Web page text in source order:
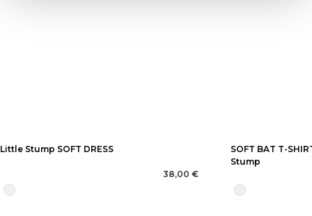
Little Stump SOFT DRESS
38,00 €
SOFT BAT T-
Stump